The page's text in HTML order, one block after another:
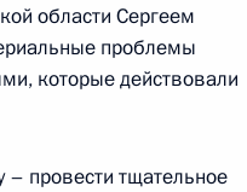
области Сергеем
проблемы
которые действовали
– провести тщательное